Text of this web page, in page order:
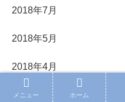
2018年7月
2018年5月
2018年4月
2018年3月
メニュー ホーム